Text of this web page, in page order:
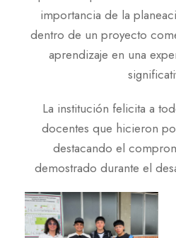
importancia de la
dentro de un proyecto
aprendizaje en una
La institución felicita a
docentes que hicieron
destacando el
demostrado durante el